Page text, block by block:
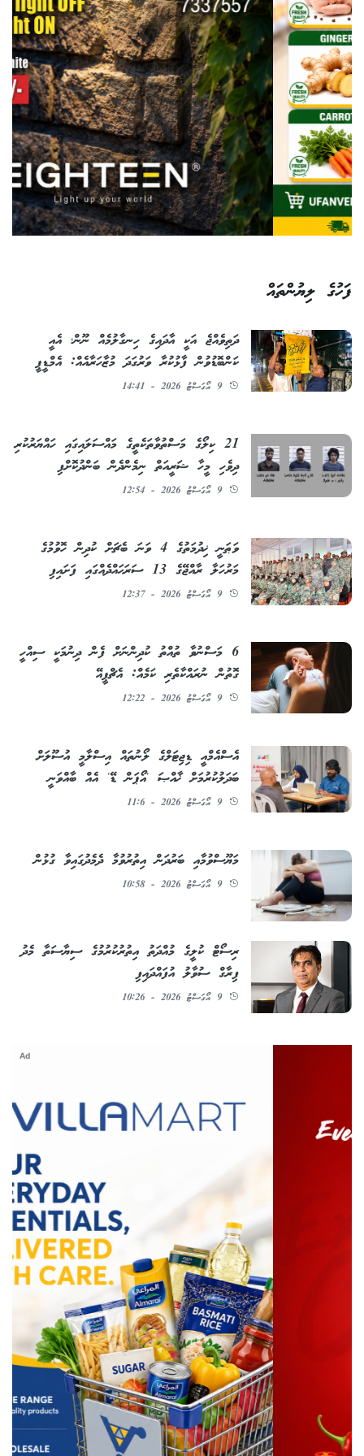
ފަހުގެ ލިޔުންތައް
ދަތިވެއްޖެ އަކީ އާދައިގެ ހިނގާލުމެއް ނޫން؛ އެއީ
ކަންބޮޑުވުން ފާޅުކުރާ ވަރުގަދަ މުޒާހަރާއެއް: އެމްޑީޕީ
9 އޯގަސްޓު 2026 - 14:41
21 ކިލޯގެ މަސްތުވާތަކެތީގެ މައްސަލައިގައި ހައްޔަރުކުރި
ދިވެހި މީހާ ޝަރީއަތް ނިމެންދެން ބަންދުކޮށްފި
9 އޯގަސްޓު 2026 - 12:54
ވަޠަނީ ޚިދުމަތުގެ 4 ވަނަ ބެޗަށް ކުދިން ހޮވުމުގެ
މަރުހަލާ ރާއްޖޭގެ 13 ސަރަޙައްދެއްގައި ފަށައިފި
9 އޯގަސްޓު 2026 - 12:37
6 މަސްނުވާ ތުއްތު ކުދިންނަށް ފެން ދިނުމަކީ ސިއްހީ
ގޮތުން ނުރައްކާތެރި ކަމެއް: އެޗްޕީއޭ
9 އޯގަސްޓު 2026 - 12:22
އެސްއެމްއީ ޑިޖިޓަލްގެ ލޯނުތައް އިސްލާމީ އުސޫލަށް
ބަދަލުކުރުމަށް ޚާއްޞަ 'އޯޕަން ޑޭ' އެއް ބާއްވަނީ
9 އޯގަސްޓު 2026 - 11:6
މަޔޫސްވުމާއި ބަރުދަން އިތުރުވުމާ ދެމެދުގައިވާ ގުޅުން
9 އޯގަސްޓު 2026 - 10:58
ރިސޯޓް ކުލީގެ މުއްދަތު އިތުރުކުރުމުގެ ސިޔާސަތާ މެދު
ފިރާގް ސުވާލު އުފައްދައިފި
9 އޯގަސްޓު 2026 - 10:26
Ad